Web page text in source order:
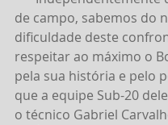
de campo, sabemos do
dificuldade deste
respeitar ao máximo o
pela sua história e pelo
que a equipe Sub-20
o técnico Gabriel